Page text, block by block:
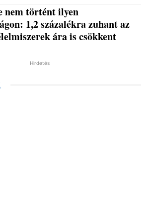
nem történt ilyen
1,2 százalékra zuhant az
ára is csökkent
Hirdetés